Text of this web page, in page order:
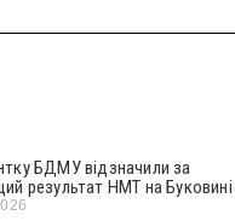
БДМУ відзначили за
результат НМТ на Буковині